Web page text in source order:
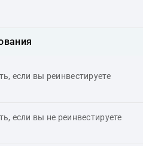
если вы реинвестируете
если вы не реинвестируете